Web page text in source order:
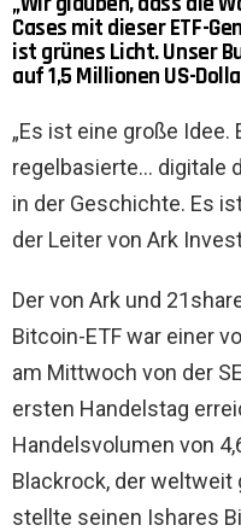
Cases mit dieser ETF-
ist grünes Licht. Unser
auf 1,5 Millionen US-
„Es ist eine große Idee.
regelbasierte… digitale
in der Geschichte. Es
der Leiter von Ark
Der von Ark und
Bitcoin-ETF war einer
am Mittwoch von der
ersten Handelstag
Handelsvolumen von
Blackrock, der
stellte seinen Ishares